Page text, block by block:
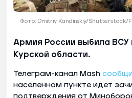
Фото: Dmitriy Kandinskiy/Shutterstock/
Армия России выбила ВСУ
Курской области.
Телеграм-канал Mash
населенном пункте идет
подтверждения от